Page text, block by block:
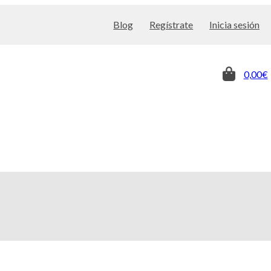
Blog Regístrate Inicia sesión
0,00€